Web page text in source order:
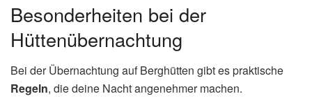
Besonderheiten bei der
Hüttenübernachtung
Bei der Übernachtung auf Berghütten gibt es praktische
Regeln, die deine Nacht angenehmer machen.